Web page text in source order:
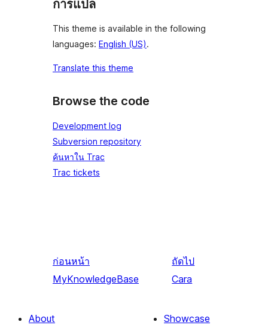
การแปล
This theme is available in the following
languages: English (US).
Translate this theme
Browse the code
Development log
Subversion repository
ค้นหาใน Trac
Trac tickets
ก่อนหน้า
MyKnowledgeBase
ถัดไป
Cara
About
Showcase